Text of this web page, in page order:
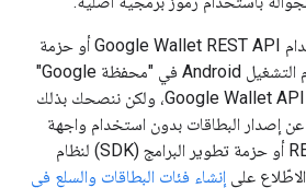
ملاحظة: لا حاجة إلى استخدام Google Wallet REST API أو حزمة
تطوير البرامج (SDK) لنظام التشغيل Android في "محفظة Google"
لإصدار البطاقات باستخدام Google Wallet API، ولكن ننصحك بذلك
عن إصدار البطاقات بدون استخدام واجهة
برمجة التطبيقات REST API أو حزمة تطوير البرامج (SDK) لنظام
إنشاء فئات البطاقات والسلع في